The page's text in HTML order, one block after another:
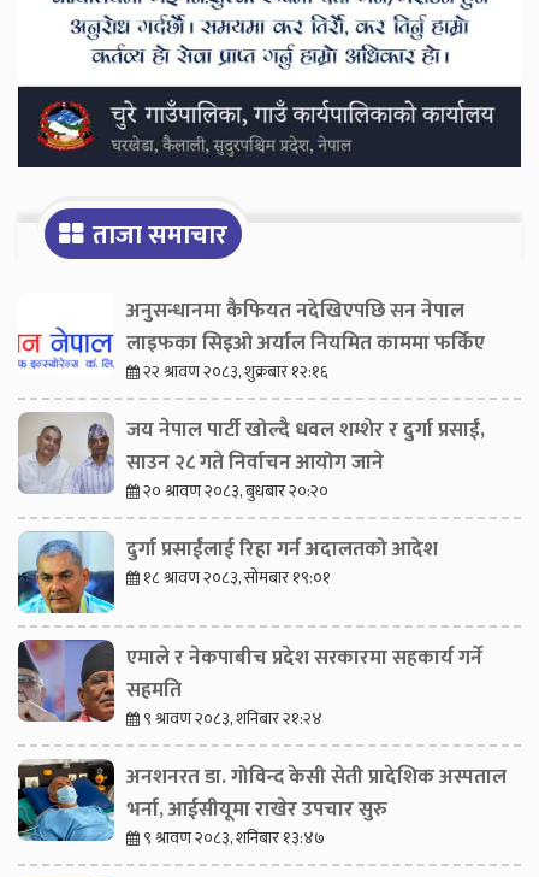
ताजा समाचार
अनुसन्धानमा कैफियत नदेखिएपछि सन नेपाल
लाइफका सिइओ अर्याल नियमित काममा फर्किए
२२ श्रावण २०८३, शुक्रबार १२:१६
जय नेपाल पार्टी खोल्दै धवल शम्शेर र दुर्गा प्रसाईं,
साउन २८ गते निर्वाचन आयोग जाने
२० श्रावण २०८३, बुधबार २०:२०
दुर्गा प्रसाईंलाई रिहा गर्न अदालतको आदेश
१८ श्रावण २०८३, सोमबार १९:०१
एमाले र नेकपाबीच प्रदेश सरकारमा सहकार्य गर्ने
सहमति
९ श्रावण २०८३, शनिबार २१:२४
अनशनरत डा. गोविन्द केसी सेती प्रादेशिक अस्पताल
भर्ना, आईसीयूमा राखेर उपचार सुरु
९ श्रावण २०८३, शनिबार १३:४७